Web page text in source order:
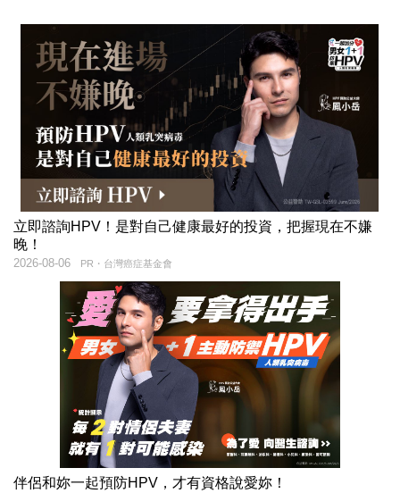
立即諮詢HPV！是對自己健康最好的投資，把握現在不嫌
晚！
PR・台灣癌症基金會
2026-08-06
伴侶和妳一起預防HPV，才有資格說愛妳！